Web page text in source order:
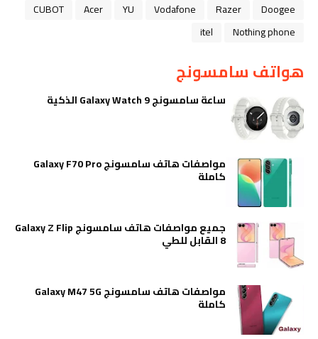
Doogee
Razer
Vodafone
YU
Acer
CUBOT
Nothing phone
itel
هواتف سامسونج
ساعة سامسونج Galaxy Watch 9 الذكية
مواصفات هاتف سامسونج Galaxy F70 Pro
كاملة
جميع مواصفات هاتف سامسونج Galaxy Z Flip
8 القابل للطي
مواصفات هاتف سامسونج Galaxy M47 5G
كاملة